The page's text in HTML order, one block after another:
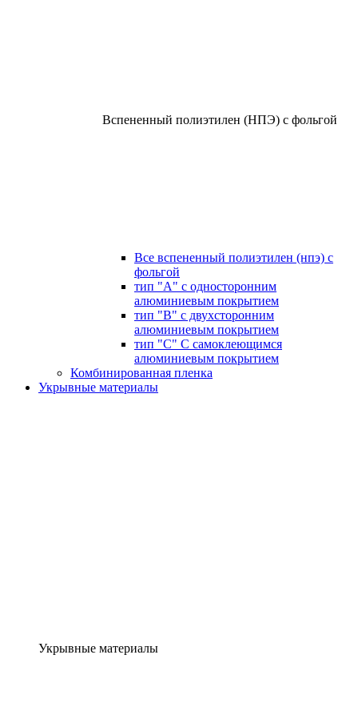
Вспененный полиэтилен (НПЭ) с фольгой
Все вспененный полиэтилен (нпэ) с
фольгой
тип "А" с односторонним
алюминиевым покрытием
тип "В" с двухсторонним
алюминиевым покрытием
тип "С" С самоклеющимся
алюминиевым покрытием
Комбинированная пленка
Укрывные материалы
Укрывные материалы